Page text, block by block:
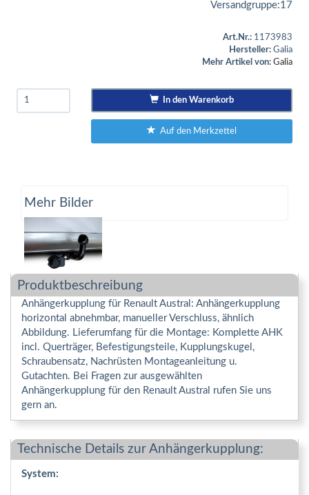
Versandgruppe:17
Art.Nr.: 1173983
Hersteller: Galia
Mehr Artikel von: Galia
In den Warenkorb
Auf den Merkzettel
Mehr Bilder
Produktbeschreibung
Anhängerkupplung für Renault Austral: Anhängerkupplung
horizontal abnehmbar, manueller Verschluss, ähnlich
Abbildung. Lieferumfang für die Montage: Komplette AHK
incl. Querträger, Befestigungsteile, Kupplungskugel,
Schraubensatz, Nachrüsten Montageanleitung u.
Gutachten. Bei Fragen zur ausgewählten
Anhängerkupplung für den Renault Austral rufen Sie uns
gern an.
Technische Details zur Anhängerkupplung:
System: